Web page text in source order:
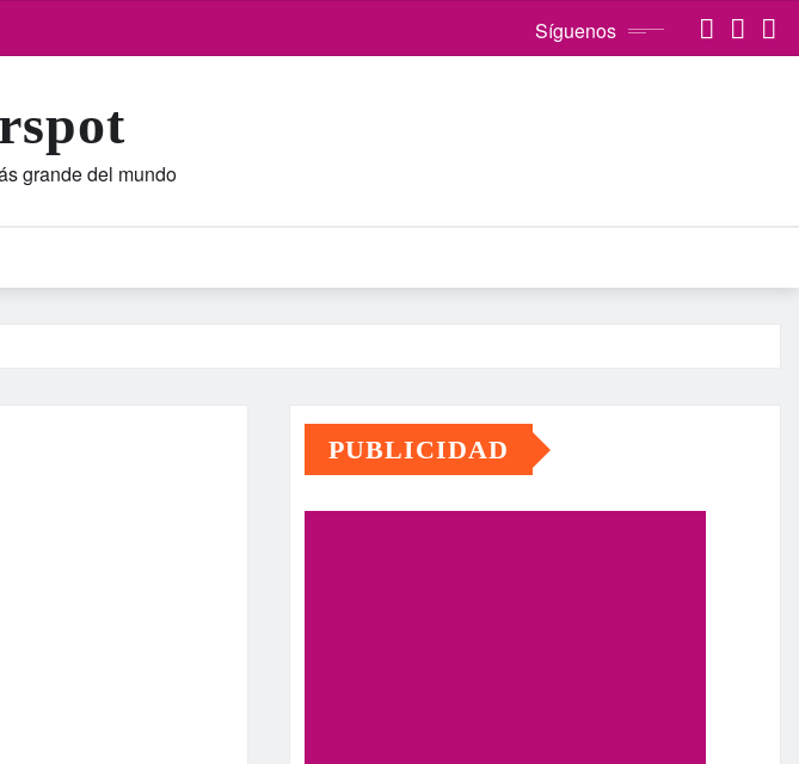
Síguenos
grande del mundo
PUBLICIDAD